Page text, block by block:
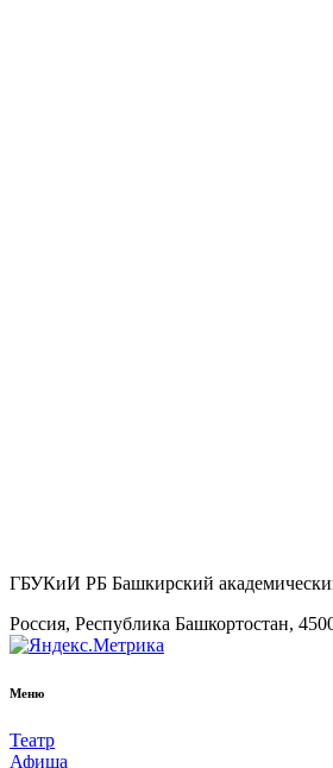
ГБУКиИ РБ Башкирский
Россия, Республика Башкортостан,
Меню
Театр
Афиша